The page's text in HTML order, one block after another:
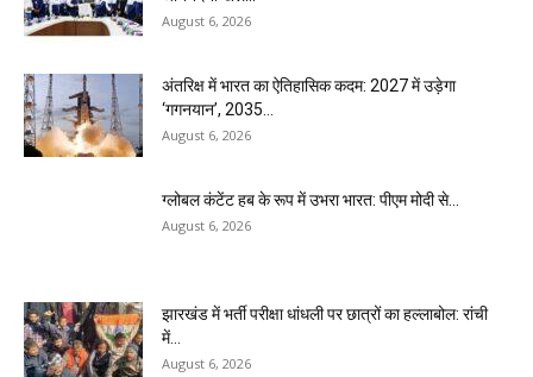
August 6, 2026
अंतरिक्ष में भारत का ऐतिहासिक कदम: 2027 में उड़ेगा
‘गगनयान’, 2035...
August 6, 2026
ग्लोबल कंटेंट हब के रूप में उभरा भारत: पीएम मोदी से...
August 6, 2026
झारखंड में भर्ती परीक्षा धांधली पर छात्रों का हल्लाबोल: रांची
में...
August 6, 2026